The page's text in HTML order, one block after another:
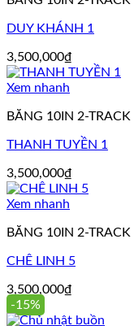
DUY KHÁNH 1
3,500,000₫
Xem nhanh
BĂNG 10IN 2-TRACK
THANH TUYỀN 1
3,500,000₫
Xem nhanh
BĂNG 10IN 2-TRACK
CHÊ LINH 5
3,500,000₫
-15%